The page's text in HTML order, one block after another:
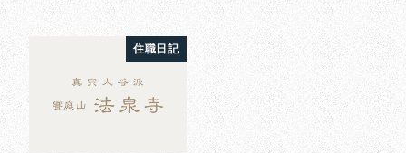
住職日記